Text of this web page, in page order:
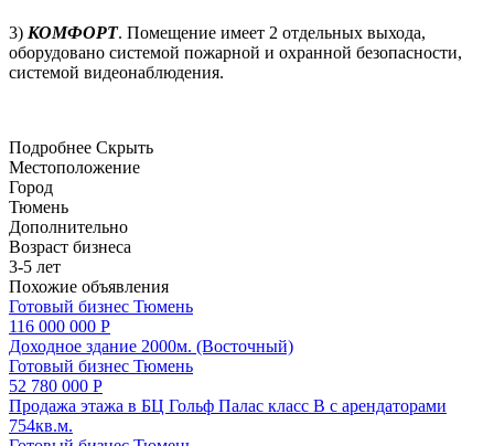
3) КОМФОРТ. Помещение имеет 2 отдельных выхода,
оборудовано системой пожарной и охранной безопасности,
системой видеонаблюдения.
Подробнее Скрыть
Местоположение
Город
Тюмень
Дополнительно
Возраст бизнеса
3-5 лет
Похожие объявления
Готовый бизнес Тюмень
116 000 000 Р
Доходное здание 2000м. (Восточный)
Готовый бизнес Тюмень
52 780 000 Р
Продажа этажа в БЦ Гольф Палас класс B с арендаторами
754кв.м.